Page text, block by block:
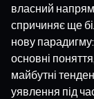
власний напрям
спричиняє ще
нову
основні
майбутні
уявлення під